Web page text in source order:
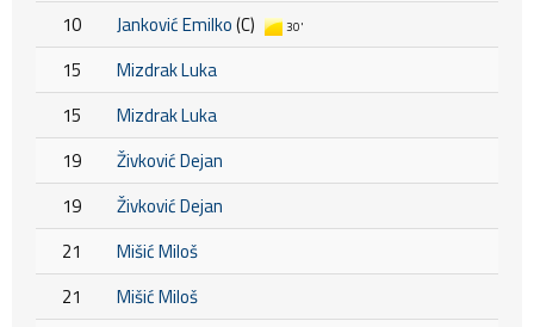
10 Janković Emilko(C) 30'
15
Mizdrak Luka
15
Mizdrak Luka
19
Živković Dejan
19
Živković Dejan
21
Mišić Miloš
21
Mišić Miloš